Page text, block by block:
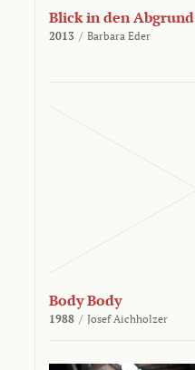
Blick in den Abgrund
2013 / Barbara Eder
Body Body
1988 / Josef Aichholzer